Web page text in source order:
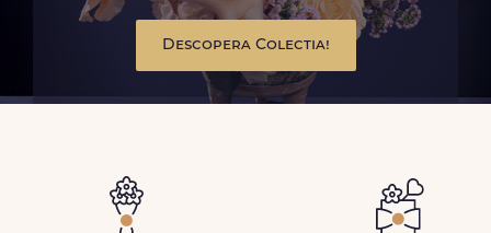
Descopera Colectia!